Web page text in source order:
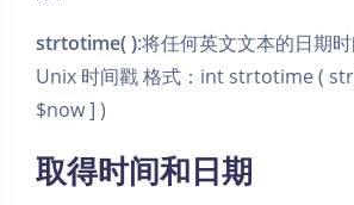
strtotime( ):将任何英文文本的日期
Unix 时间戳 格式：int strtotime (
$now ] )
取得时间和日期